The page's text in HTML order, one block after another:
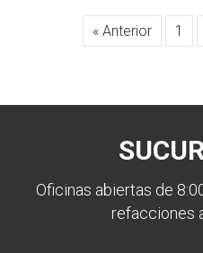
« Anterior 1
Oficinas abiertas de
refacciones